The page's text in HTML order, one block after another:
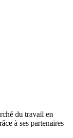
du travail en
à ses partenaires